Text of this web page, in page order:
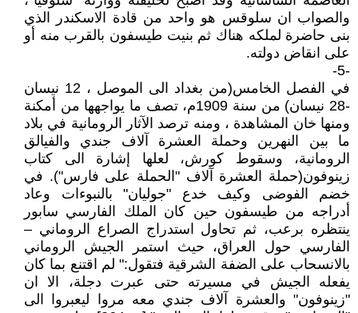
والصواب ان سلوقس هو واحد من قادة الاسكندر الذي
بنى حاضرة لملكه هناك ثم بنيت طيسفون بالقرب منه أو
على انقاض دولته.
-5-
في الفصل الخامس(من بغداد الى الموصل ، 12 نيسان
-28 نيسان) من سنة 1909م، تصف ما يواجهها من أمكنة
ومنها خان المشاهدة ، ومنه ترصد الآثار الرومانية في بلاد
ما بين النهرين وحملة العشرة آلاف جندي والفيالق
الرومانية، وسقوط كورش، لعلها إشارة الى كتاب
زينوفون(حملة العشرة آلاف "الحملة على فارس"). في
خضم الفوضى وكيف خدع "جوليان" بالنبوءات وعاد
أدراجه من طيسفون حين كان الملك الفارسي سابور
ينتظره برعب، ثم تحاول استدراج الصراع الروماني –
الفارسي حول العراق، حيث استمر الجيش الروماني
بالانسحاب على الضفة الشرقية فتقول:" لم اقتنع بما كان
يفعله الجيش في مسيرته حتى عبرت دجلة، الا ان
"زينوفون" والعشرة آلاف جندي معه مروا ليعبروا الى